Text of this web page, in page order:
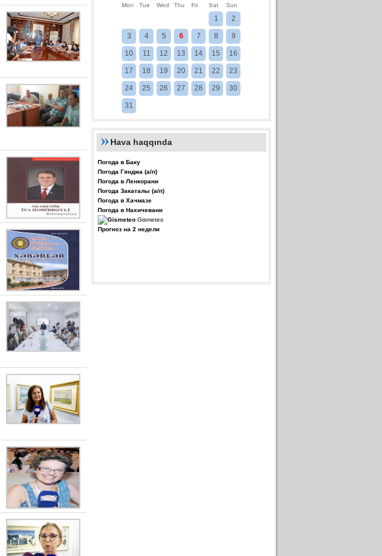
Mon Tue Wed Thu Fri Sat Sun
1 2
3 4 5 6 7 8 9
10 11 12 13 14 15 16
17 18 19 20 21 22 23
24 25 26 27 28 29 30
31
Hava haqqında
Погода в Баку
Погода Гянджа (а/п)
Погода в Ленкорани
Погода Закаталы (а/п)
Погода в Хачмазе
Погода в Нахичевани
Gismeteo
Прогноз на 2 недели